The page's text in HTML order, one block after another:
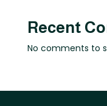
Recent
No comments to